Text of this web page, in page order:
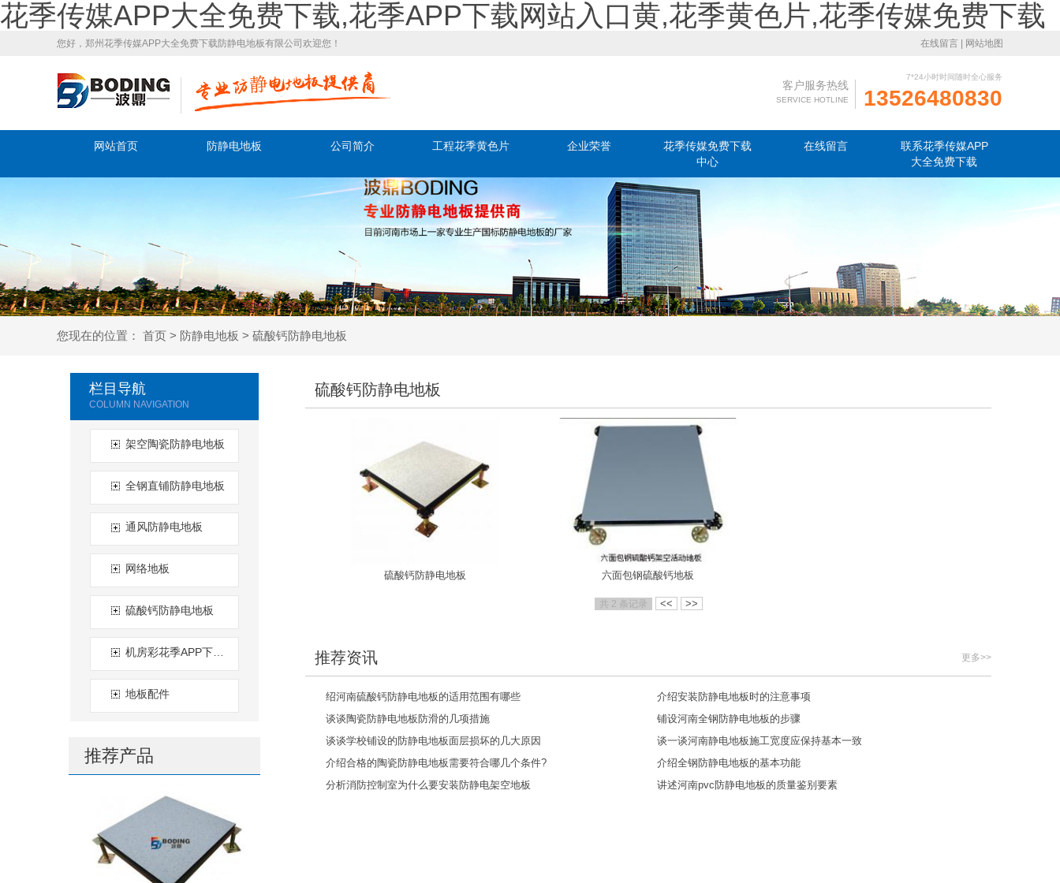
花季传媒APP大全免费下载,花季APP下载网站入口黄,花季黄色片,花季传媒免费下载
您好，郑州花季传媒APP大全免费下载防静电地板有限公司欢迎您！ 在线留言 网站地图
客户服务热线
SERVICE HOTLINE
7*24小时时间随时全心服务
13526480830
网站首页 防静电地板 公司简介 工程花季黄色片 企业荣誉
花季传媒免费下载
中心
在线留言
联系花季传媒APP
大全免费下载
您现在的位置： 首页 > 防静电地板 > 硫酸钙防静电地板
栏目导航
架空陶瓷防静电地板
全钢直铺防静电地板
通风防静电地板
网络地板
硫酸钙防静电地板
机房彩花季APP下载网站入口黄
地板配件
推荐产品
硫酸钙防静电地板
硫酸钙防静电地板 六面包钢硫酸钙地板
共 2 条记录 << >>
推荐资讯 更多>>
绍河南硫酸钙防静电地板的适用范围有哪些
介绍安装防静电地板时的注意事项
谈谈陶瓷防静电地板防滑的几项措施
铺设河南全钢防静电地板的步骤
谈谈学校铺设的防静电地板面层损坏的几大原因
谈一谈河南静电地板施工宽度应保持基本一致
介绍合格的陶瓷防静电地板需要符合哪几个条件?
介绍全钢防静电地板的基本功能
分析消防控制室为什么要安装防静电架空地板
讲述河南pvc防静电地板的质量鉴别要素